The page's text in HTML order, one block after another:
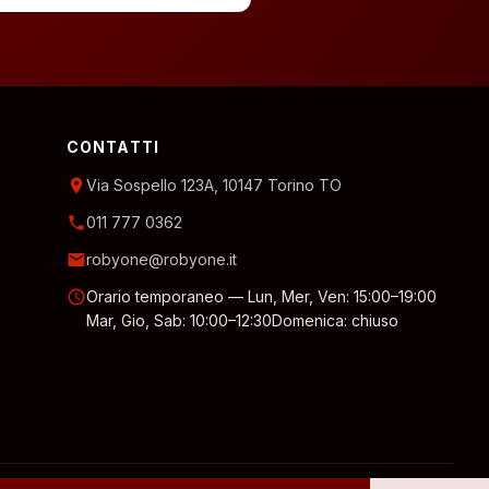
CONTATTI
location_onVia Sospello 123A, 10147 Torino TO
phone011 777 0362
emailrobyone@robyone.it
scheduleOrario temporaneo — Lun, Mer, Ven: 15:00–19:00
Mar, Gio, Sab: 10:00–12:30Domenica: chiuso